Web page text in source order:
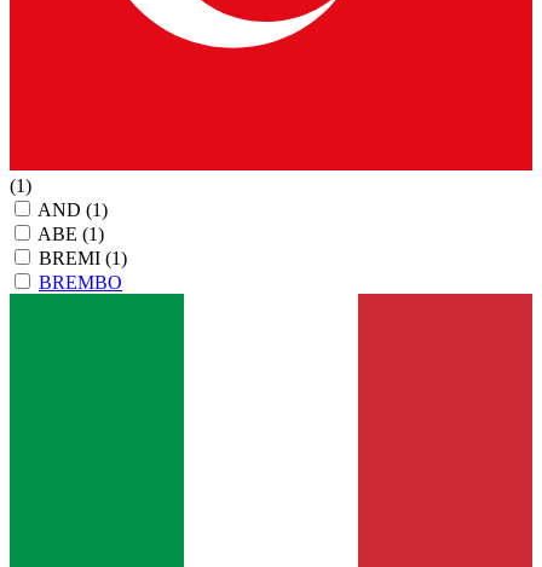
(1)
AND (1)
ABE (1)
BREMI (1)
BREMBO